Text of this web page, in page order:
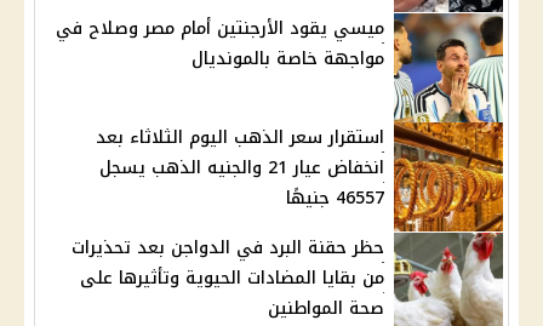
ميسي يقود الأرجنتين أمام مصر وصلاح في
مواجهة خاصة بالمونديال
استقرار سعر الذهب اليوم الثلاثاء بعد
انخفاض عيار 21 والجنيه الذهب يسجل
46557 جنيهًا
حظر حقنة البرد في الدواجن بعد تحذيرات
من بقايا المضادات الحيوية وتأثيرها على
صحة المواطنين